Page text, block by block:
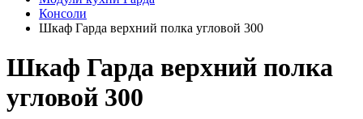
Консоли
Шкаф Гарда верхний полка угловой 300
Шкаф Гарда верхний полка
угловой 300